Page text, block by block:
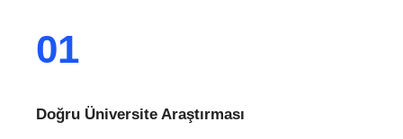
01
Doğru Üniversite Araştırması